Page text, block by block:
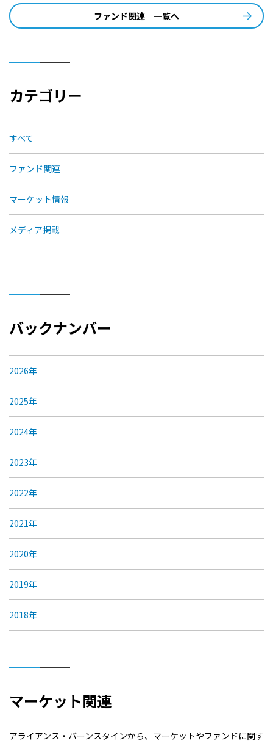
ファンド関連 一覧へ
カテゴリー
すべて
ファンド関連
マーケット情報
メディア掲載
バックナンバー
2026年
2025年
2024年
2023年
2022年
2021年
2020年
2019年
2018年
マーケット関連
アライアンス・バーンスタインから、マーケットやファンドに関す